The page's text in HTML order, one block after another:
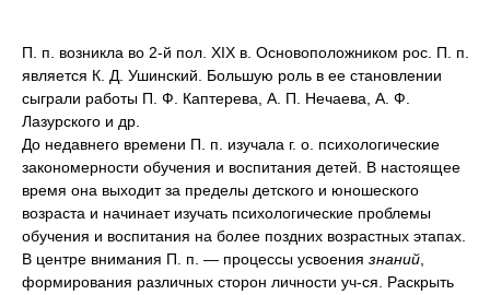
П. п. возникла во 2-й пол. XIX в. Основоположником рос. П. п.
является К. Д. Ушинский. Большую роль в ее становлении
сыграли работы П. Ф. Каптерева, А. П. Нечаева, А. Ф.
Лазурского и др.
До недавнего времени П. п. изучала г. о. психологические
закономерности обучения и воспитания детей. В настоящее
время она выходит за пределы детского и юношеского
возраста и начинает изучать психологические проблемы
обучения и воспитания на более поздних возрастных этапах.
В центре внимания П. п. — процессы усвоения знаний
формирования различных сторон личности уч-ся. Раскрыть